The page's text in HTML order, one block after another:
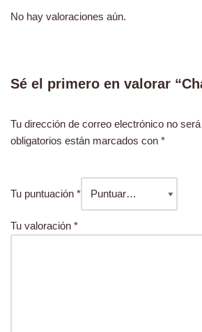
No hay valoraciones aún.
Sé el primero en valorar
Tu dirección de correo electrónico no
obligatorios están marcados con *
Tu puntuación *
Tu valoración *